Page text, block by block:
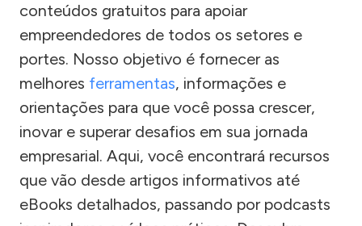
conteúdos gratuitos para apoiar
empreendedores de todos os setores e
portes. Nosso objetivo é fornecer as
melhores ferramentas, informações e
orientações para que você possa crescer,
inovar e superar desafios em sua jornada
empresarial. Aqui, você encontrará recursos
que vão desde artigos informativos até
eBooks detalhados, passando por podcasts